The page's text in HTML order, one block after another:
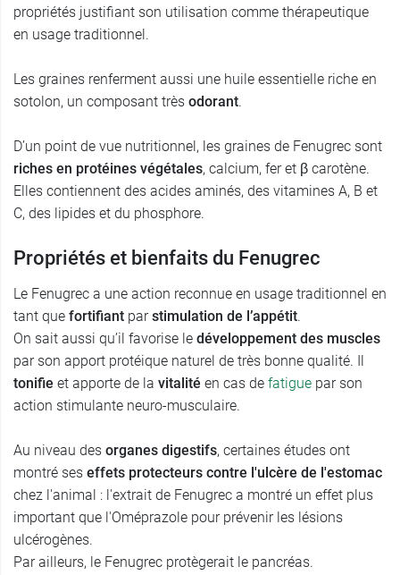
propriétés justifiant son utilisation comme thérapeutique
en usage traditionnel.
Les graines renferment aussi une huile essentielle riche en
sotolon, un composant très odorant.
D’un point de vue nutritionnel, les graines de Fenugrec sont
riches en protéines végétales, calcium, fer et β carotène.
Elles contiennent des acides aminés, des vitamines A, B et
C, des lipides et du phosphore.
Propriétés et bienfaits du Fenugrec
Le Fenugrec a une action reconnue en usage traditionnel en
tant que fortifiant parstimulation de l’appétit.
On sait aussi qu’il favorise le développement des muscles
par son apport protéique naturel de très bonne qualité. Il
tonifie et apporte de la vitalité en cas de fatigue par son
action stimulante neuro-musculaire.
Au niveau des organes digestifs, certaines études ont
montré ses effets protecteurs contre l'ulcère de l'estomac
chez l'animal : l'extrait de Fenugrec a montré un effet plus
important que l'Oméprazole pour prévenir les lésions
ulcérogènes.
Par ailleurs, le Fenugrec protègerait le pancréas.